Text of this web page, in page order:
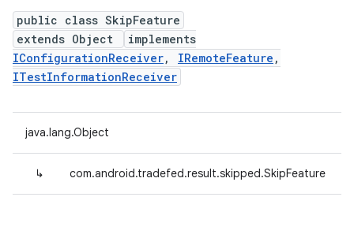
public class SkipFeature
extends Object
implements
IConfigurationReceiver, IRemoteFeature ,
ITestInformationReceiver
java.lang.Object
↳ com.android.tradefed.result.skipped.SkipFeature